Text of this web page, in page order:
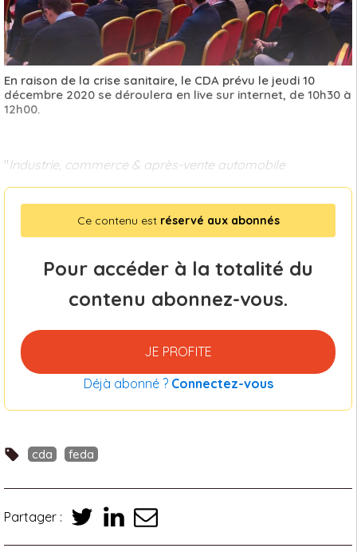
En raison de la crise sanitaire, le CDA prévu le jeudi 10
décembre 2020 se déroulera en live sur internet, de 10h30 à
12h00.
"Industrie, commerce & après-vente automobile
Ce contenu est réservé aux abonnés
Pour accéder à la totalité du
contenu abonnez-vous.
JE PROFITE
Déjà abonné ? Connectez-vous
cda feda
Partager :